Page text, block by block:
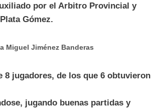
por el Arbitro Provincial y
Gómez.
Miguel Jiménez Banderas
jugadores, de los que 6 obtuvieron
jugando buenas partidas y